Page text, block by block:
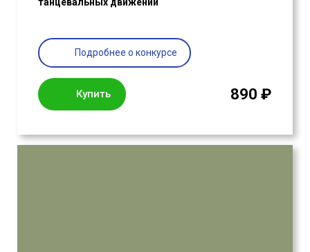
Подробнее о конкурсе
Купить 890 ₽